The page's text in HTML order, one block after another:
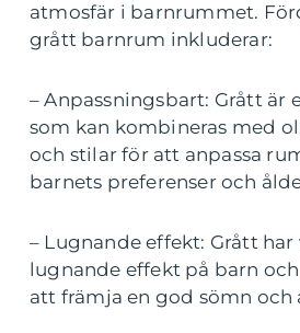
atmosfär i barnrummet.
grått barnrum inkluderar:
– Anpassningsbart: Grått är
som kan kombineras med
och stilar för att anpassa
barnets preferenser och
– Lugnande effekt: Grått har
lugnande effekt på barn
att främja en god sömn och